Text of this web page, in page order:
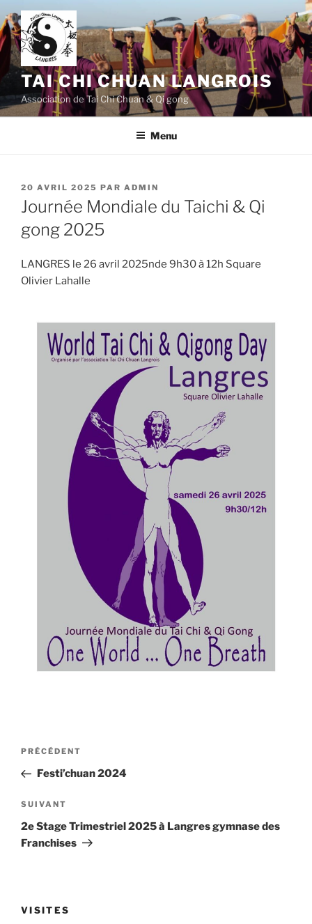
Aller
au
contenu
principal
TAI CHI CHUAN LANGROIS
Association de Tai Chi Chuan & Qi gong
Menu
PUBLIÉ
LE
20 AVRIL 2025 PAR ADMIN
Journée Mondiale du Taichi & Qi
gong 2025
LANGRES le 26 avril 2025nde 9h30 à 12h Square
Olivier Lahalle
Navigation
l’article
Article
précédent
PRÉCÉDENT
Festi’chuan 2024
Article
suivant
SUIVANT
2e Stage Trimestriel 2025 à Langres gymnase des
Franchises
VISITES